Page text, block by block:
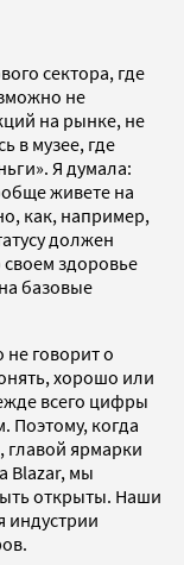
сектора, где
не
на рынке, не
в музее, где
Я думала:
живете на
как, например,
должен
здоровье
базовые
говорит о
хорошо или
всего цифры
Поэтому, когда
ярмарки
Blazar, мы
открыты. Наши
индустрии